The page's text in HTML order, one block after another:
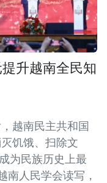
升越南全民知
越南民主共和国
饥饿、扫除文
为民族历史上最
南人民学会读写，